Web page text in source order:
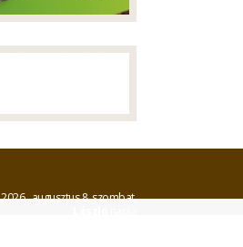
2026. augusztus 8. szombat,